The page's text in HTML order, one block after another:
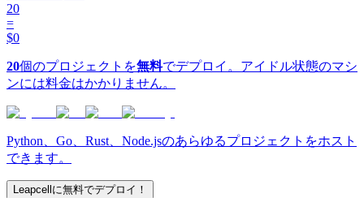
20
=
$0
20個のプロジェクトを無料でデプロイ。アイドル状態のマシ
ンには料金はかかりません。
Python、Go、Rust、Node.jsのあらゆるプロジェクトをホスト
できます。
Leapcellに無料でデプロイ！